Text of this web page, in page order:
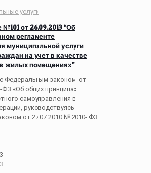
услуги
от 26.09.2013 “Об
регламенте
муниципальной услуги
на учет в качестве
жилых помещениях”
с Федеральным законом от
ФЗ «Об общих принципах
самоуправления в
руководствуясь
от 27.07.2010 № 2010- ФЗ